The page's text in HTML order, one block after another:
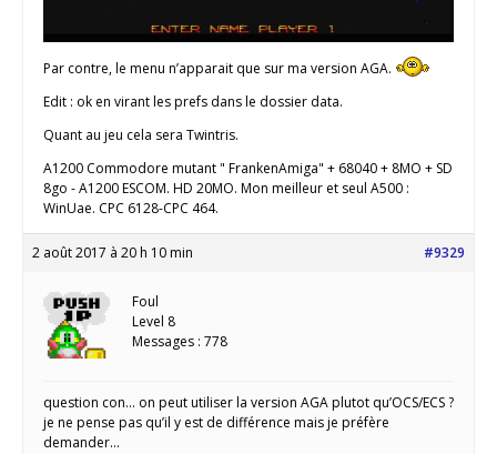
Par contre, le menu n’apparait que sur ma version AGA.
Edit : ok en virant les prefs dans le dossier data.
Quant au jeu cela sera Twintris.
A1200 Commodore mutant " FrankenAmiga" + 68040 + 8MO + SD
8go - A1200 ESCOM. HD 20MO. Mon meilleur et seul A500 :
WinUae. CPC 6128-CPC 464.
2 août 2017 à 20 h 10 min #9329
Foul
Level 8
Messages : 778
question con… on peut utiliser la version AGA plutot qu’OCS/ECS ?
je ne pense pas qu’il y est de différence mais je préfère
demander…